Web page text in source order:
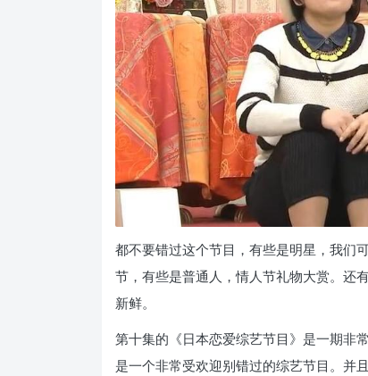
都不要错过这个节目，有些是明星，我们
节，有些是普通人，情人节礼物大赏。还
新鲜。
第十集的《日本恋爱综艺节目》是一期非
是一个非常受欢迎别错过的综艺节目。并